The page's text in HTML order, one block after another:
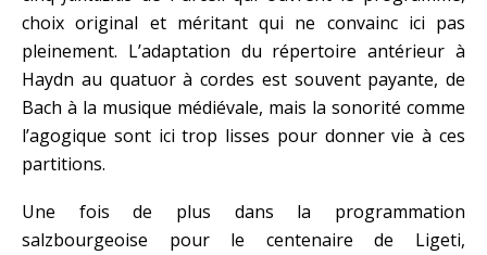
choix original et méritant qui ne convainc ici pas
pleinement. L’adaptation du répertoire antérieur à
Haydn au quatuor à cordes est souvent payante, de
Bach à la musique médiévale, mais la sonorité comme
l’agogique sont ici trop lisses pour donner vie à ces
partitions.
Une fois de plus dans la programmation
salzbourgeoise pour le centenaire de Ligeti,